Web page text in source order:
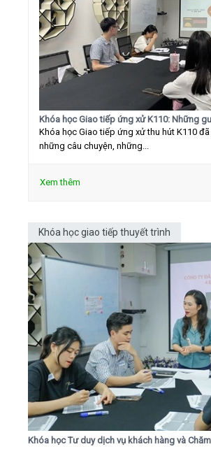
Khóa học Giao tiếp ứng xử K110: Những
Khóa học Giao tiếp ứng xử thu hút K110
những câu chuyện, những...
Xem thêm
Khóa học giao tiếp thuyết trình
Khóa học Tư duy dịch vụ khách hàng và